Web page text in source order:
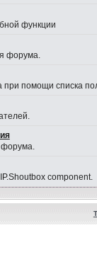
функции
форума.
при помощи списка
форума.
component.